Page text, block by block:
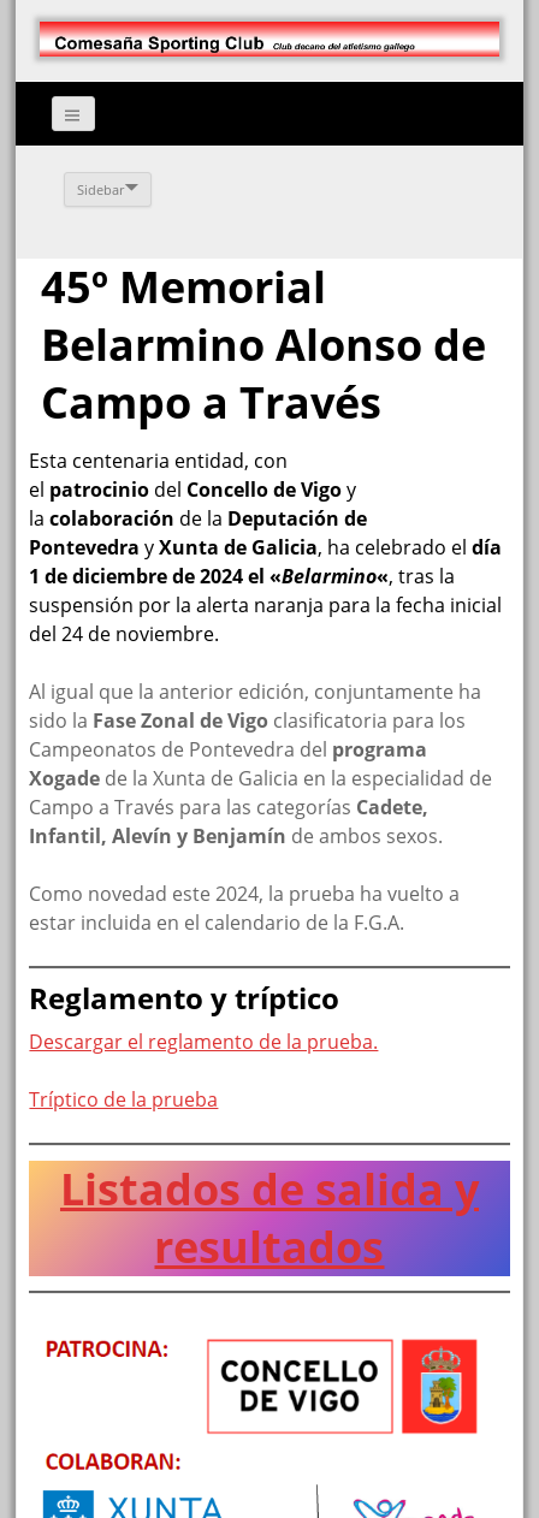
Sidebar
45º Memorial
Belarmino Alonso de
Campo a Través
Esta centenaria entidad, con
el patrocinio del Concello de Vigoy
lacolaboración de la Deputación de
Pontevedra yXunta de Galicia, ha celebrado eldía
1 de diciembre de 2024 el «Belarmino«, tras la
suspensión por la alerta naranja para la fecha inicial
del 24 de noviembre.
Al igual que la anterior edición, conjuntamente ha
sido la Fase Zonal de Vigo clasificatoria para los
Campeonatos de Pontevedra del programa
Xogade de la Xunta de Galicia en la especialidad de
Campo a Través para las categorías Cadete,
Infantil, Alevín y Benjamín de ambos sexos.
Como novedad este 2024, la prueba ha vuelto a
estar incluida en el calendario de la F.G.A.
Reglamento y tríptico
Descargar el reglamento de la prueba.
Tríptico de la prueba
Listados de salida y
resultados